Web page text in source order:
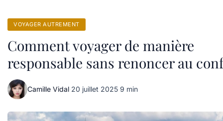
VOYAGER AUTREMENT
Comment voyager de manière
responsable sans renoncer au
Camille Vidal·20 juillet 2025·9 min